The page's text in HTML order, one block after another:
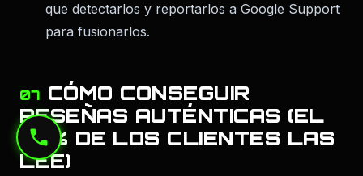
que detectarlos y reportarlos a Google Support
para fusionarlos.
07 CÓMO CONSEGUIR
RESEÑAS AUTÉNTICAS (EL
70% DE LOS CLIENTES LAS
LEE)